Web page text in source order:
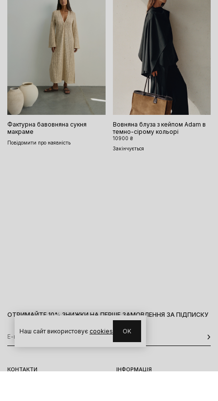
Фактурна бавовняна сукня
макраме
Повідомити про наявність
Вовняна блуза з кейпом Adam в
темно-сірому кольорі
10900 ₴
Закінчується
КОНТАКТИ ІНФОРМАЦІЯ
ОТРИМАЙТЕ 10% ЗНИЖКИ НА ПЕРШЕ ЗАМОВЛЕННЯ ЗА ПІДПИСКУ
Наш сайт використовує cookies OK